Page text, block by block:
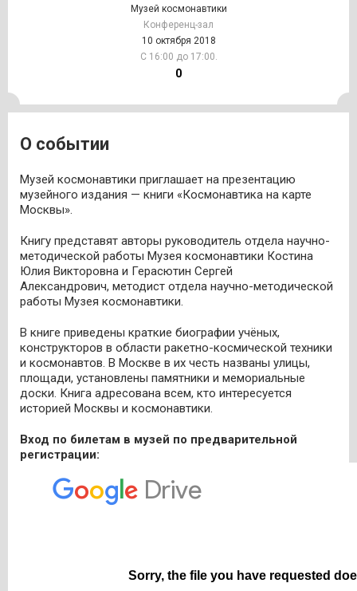
Музей космонавтики
Конференц-зал
10 октября 2018
С 16:00 до 17:00.
0
О событии
Музей космонавтики приглашает на презентацию
музейного издания — книги «Космонавтика на карте
Москвы».
Книгу представят авторы руководитель отдела научно-
методической работы Музея космонавтики Костина
Юлия Викторовна и Герасютин Сергей
Александрович, методист отдела научно-методической
работы Музея космонавтики.
В книге приведены краткие биографии учёных,
конструкторов в области ракетно-космической техники
и космонавтов. В Москве в их честь названы улицы,
площади, установлены памятники и мемориальные
доски. Книга адресована всем, кто интересуется
историей Москвы и космонавтики.
Вход по билетам в музей по предварительной
регистрации: